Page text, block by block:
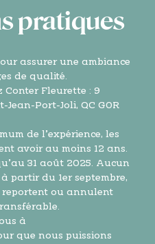
pratiques
assurer une ambiance
de qualité.
Conter Fleurette : 9
Jean-Port-Joli, QC G0R
de l’expérience, les
avoir au moins 12 ans.
31 août 2025. Aucun
partir du 1er septembre,
reportent ou annulent
à
que nous puissions